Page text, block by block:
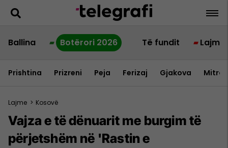
Ballina Botërori 2026 Të fundit Lajme
Prishtina Prizreni Peja Ferizaj Gjakova
Lajme > Kosovë
Vajza e të dënuarit me burgim të
përjetshëm në 'Rastin e